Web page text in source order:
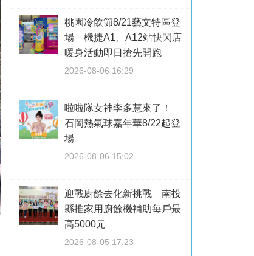
桃園冷飲節8/21藝文特區登
場 機捷A1、A12站快閃店
暖身活動即日搶先開跑
2026-08-06 16:29
啦啦隊女神李多慧來了！
石岡熱氣球嘉年華8/22起登
場
2026-08-06 15:02
迎戰廚餘去化新挑戰 南投
縣推家用廚餘機補助每戶最
高5000元
2026-08-05 17:23